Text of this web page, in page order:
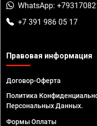
WhatsApp:
+7 391 986 05 17
Правовая информация
Договор-Оферта
Политика
Персональных Данных.
Формы Оплаты